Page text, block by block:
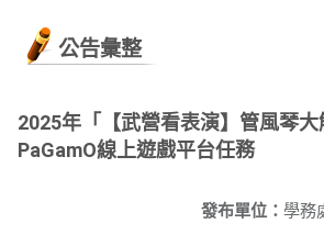
公告彙整
2025年「【武營看表演】管風琴大
PaGamO線上遊戲平台任務
發布單位： 學務